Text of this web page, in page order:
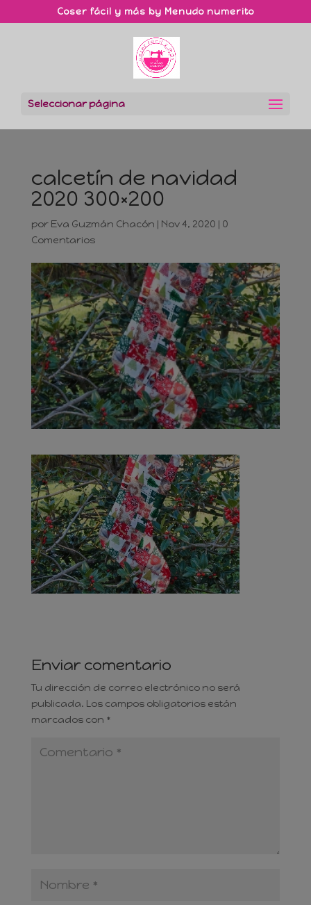
Coser fácil y más by Menudo numerito
Seleccionar página
calcetín de navidad
2020 300×200
por Eva Guzmán Chacón | Nov 4, 2020 | 0
Comentarios
Enviar comentario
Tu dirección de correo electrónico no será
publicada. Los campos obligatorios están
marcados con *